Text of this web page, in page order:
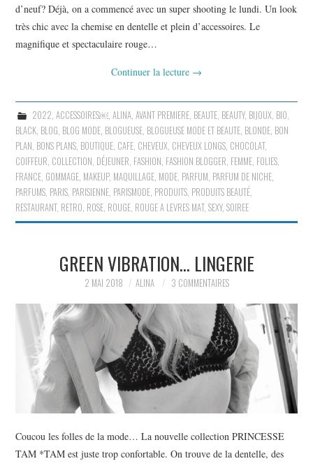
d’neuf? Déjà, on a commencé avec un super shooting le lundi. Un look
très chic avec la chemise en dentelle et plein d’accessoires. Le
magnifique et spectaculaire rouge…
Continuer la lecture →
2022, ACCESSOIRES￼, ALINA, AVANT PREMIERE, BEAUTE, BEAUTY, BIJOUX, BIO,
BLACK, BLOG, BLOG MODE, BLOGUEUSE, BLOGUEUSE MODE ET BEAUTE, BLONDE, BON
PLAN, BONS PLANS, BOUTIQUE, CAFE, CHEVEUX, CHEVEUX LONGS, CHOCOLAT,
COIFFEUR, COLLECTION, DÉJEUNER, FASHION, FASHION BLOGGER, FEMME, FOLIES,
FRANCE, GOMMAGE, MAKEUP, MAQUILLAGE, MODE, PARFUM, PARFUM DE NICHE,
PARFUMS, PARIS, PARISIENNE, PARISMODE, PRODUITS, PRODUITS BEAUTÉ,
RESTAURANT, RETRO, ROSE, ROUGE, ROUGE A LEVRES MAT,SEXY,SOIREE
GREEN VIBRATION… LINGERIE
2 MAI 2018 ALINA 3 COMMENTAIRES
Coucou les folles de la mode… La nouvelle collection PRINCESSE
TAM *TAM est juste trop confortable. On trouve de la dentelle, des